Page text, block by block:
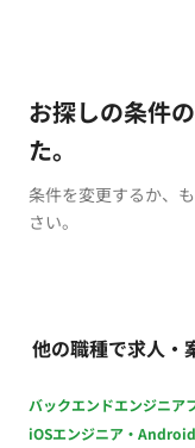
お探しの条件
た。
条件を変更するか、
さい。
他の職種で求人・
バックエンドエンジニア
iOSエンジニア・